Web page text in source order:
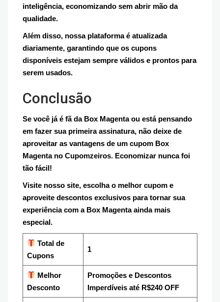
inteligência, economizando sem abrir mão da
qualidade.
Além disso, nossa plataforma é atualizada
diariamente, garantindo que os cupons
disponíveis estejam sempre válidos e prontos para
serem usados.
Conclusão
Se você já é fã da Box Magenta ou está pensando
em fazer sua primeira assinatura, não deixe de
aproveitar as vantagens de um cupom Box
Magenta no Cupomzeiros. Economizar nunca foi
tão fácil!
Visite nosso site, escolha o melhor cupom e
aproveite descontos exclusivos para tornar sua
experiência com a Box Magenta ainda mais
especial.
Total de
Cupons
1
Melhor
Desconto
Promoções e Descontos
Imperdíveis até R$240 OFF